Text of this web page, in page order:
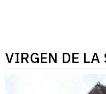
VIRGEN DE LA